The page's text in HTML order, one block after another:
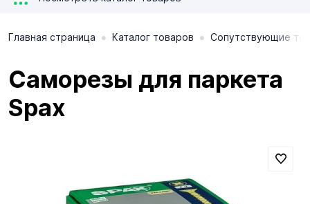
Главная страница • Каталог товаров • Сопутствующие
Саморезы для паркета
Spax